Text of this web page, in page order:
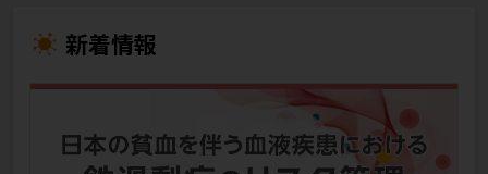
新着情報